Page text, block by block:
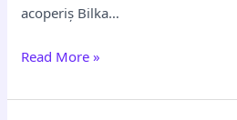
acoperiș Bilka…
Read More »